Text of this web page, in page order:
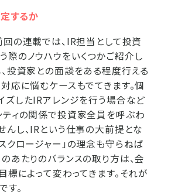
するか
回の連載では、IR担当として投資
際のノウハウをいくつかご紹介し
、投資家との面談をある程度行える
対応に悩むケースもでてきます。個
ズしたIRアレンジを行う場合など
ティの関係で投資家全員を呼ぶわ
んし、IRという仕事の大前提とな
スクロージャー」の理念も守らねば
のあたりのバランスの取り方は、会
標によって変わってきます。それが
す。